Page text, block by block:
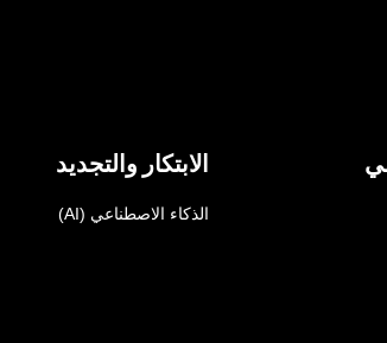
الابتكار والتجديد
الذكاء الاصطناعي (AI)